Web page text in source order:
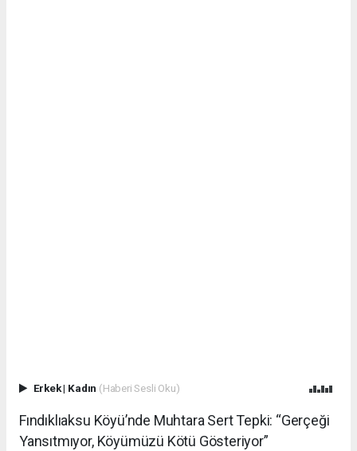
Erkek| Kadın (Haberi Sesli Oku)
Fındıklıaksu Köyü’nde Muhtara Sert Tepki: “Gerçeği
Yansıtmıyor, Köyümüzü Kötü Gösteriyor”